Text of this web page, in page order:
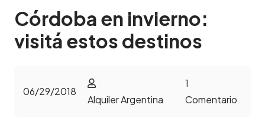
Córdoba en invierno:
visitá estos destinos
06/29/2018
Alquiler Argentina
1
Comentario